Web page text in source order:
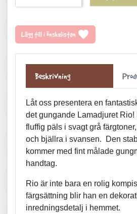
Lägg till i önskelistan favorite
Beskrivning
Låt oss presentera en
det gungande Lamadjuret Rio!
fluffig päls i svagt grå
och bjällra i svansen.
Den
kommer med fint målade
handtag.
Rio är inte bara en rolig
färgsättning blir han en
inredningsdetalj i hemmet.